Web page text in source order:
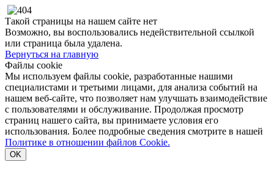
Такой страницы на нашем сайте нет
Возможно, вы воспользовались недействительной ссылкой
или страница была удалена.
Вернуться на главную
Файлы cookie
Мы используем файлы cookie, разработанные нашими
специалистами и третьими лицами, для анализа событий на
нашем веб-сайте, что позволяет нам улучшать взаимодействие
с пользователями и обслуживание. Продолжая просмотр
страниц нашего сайта, вы принимаете условия его
использования. Более подробные сведения смотрите в нашей
Политике в отношении файлов Cookie.
OK